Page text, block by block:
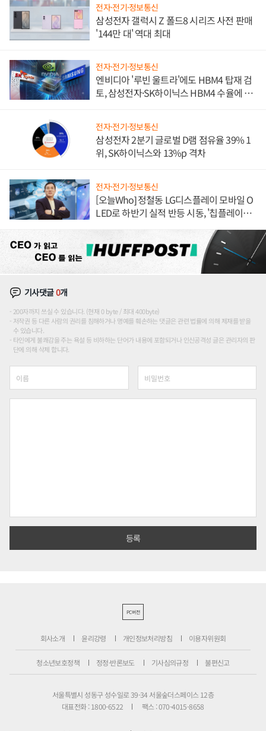
전자·전기·정보통신
삼성전자 갤럭시 Z 폴드8 시리즈 사전 판매
'144만 대' 역대 최대
전자·전기·정보통신
엔비디아 '루빈 울트라'에도 HBM4 탑재 검
토, 삼성전자·SK하이닉스 HBM4 수율에 주
전자·전기·정보통신
삼성전자 2분기 글로벌 D램 점유율 39% 1
위, SK하이닉스와 13%p 격차
전자·전기·정보통신
[오늘Who] 정철동 LG디스플레이 모바일 O
LED로 하반기 실적 반등 시동, '칩플레이
기사댓글0개
200자까지 쓰실 수 있습니다. (현재 0 byte / 최대 400byte)
저작권 등 다른 사람의 권리를 침해하거나 명예를 훼손하는 댓글은 관련 법률에 의해 제재를 받을
수 있습니다.
타인에게 불쾌감을 주는 욕설 등 비하하는 단어가 내용에 포함되거나 인신공격성 글은 관리자의 판
단에 의해 삭제 합니다.
PC버전
회사소개 윤리강령 개인정보처리방침 이용자위원회
청소년보호정책 정정·반론보도 기사심의규정 불편신고
서울특별시 성동구 성수일로 39-34 서울숲더스페이스 12층
대표전화 : 1800-6522
팩스 : 070-4015-8658